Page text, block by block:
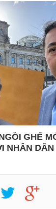
GHẾ
NHÂN DÂN